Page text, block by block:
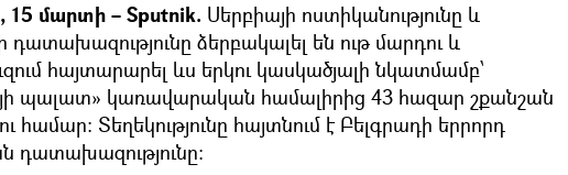
մարտի – Sputnik. Սերբիայի ոստիկանությունը և
դատախազությունը ձերբակալել են ութ մարդու և
հայտարարել ևս երկու կասկածյալի նկատմամբ՝
պալատ» կառավարական համալիրից 43 հազար շքանշան
համար: Տեղեկությունը հայտնում է Բելգրադի երրորդ
դատախազությունը։